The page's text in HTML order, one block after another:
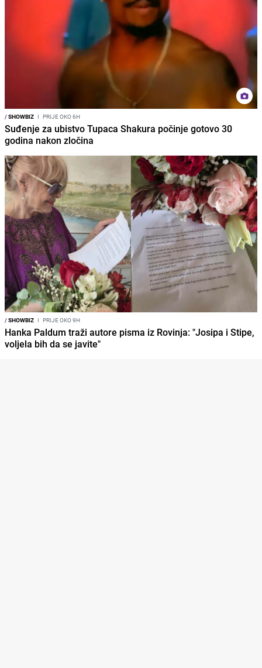
/SHOWBIZ I PRIJE OKO 6H
Suđenje za ubistvo Tupaca Shakura počinje gotovo 30
godina nakon zločina
/SHOWBIZ I PRIJE OKO 9H
Hanka Paldum traži autore pisma iz Rovinja: "Josipa i Stipe,
voljela bih da se javite"